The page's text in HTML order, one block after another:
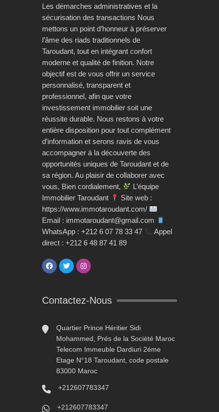
Les démarches administratives et la
sécurisation des transactions Nous
mettons un point d’honneur à préserver
l’âme des riads traditionnels de
Taroudant, tout en intégrant confort
moderne et qualité de finition. Notre
objectif est de vous offrir un service
personnalisé, transparent et
professionnel, afin que votre
investissement immobilier soit une
réussite durable. Nous restons à votre
entière disposition pour tout complément
d’information et serons ravis de vous
accompagner à la découverte des
opportunités uniques de Taroudant et de
sa région. Au plaisir de collaborer avec
vous, Bien cordialement,
L’équipe
Immobilier Taroudant
Site web :
https://www.immotaroudant.com/
Email : immotaroudant@gmail.com
WhatsApp : +212 6 07 78 33 47
Appel
direct : +212 6 48 87 41 89
Contactez-Nous
Quartier Prince Héritier Sidi
Mohammed, Prés de la Société Maroc
Telecom Immeuble Dardiuri 2éme
Etage N°18 Taroudant, code postale
83000 Maroc
+212607783347
+212607783347